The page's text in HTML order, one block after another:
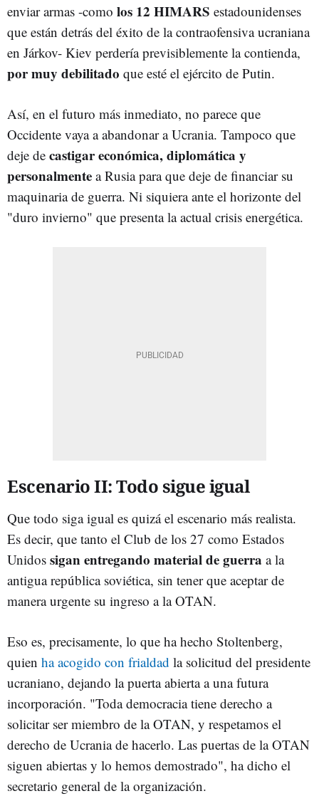
enviar armas -como los 12 HIMARS estadounidenses
que están detrás del éxito de la contraofensiva ucraniana
en Járkov- Kiev perdería previsiblemente la contienda,
por muy debilitado que esté el ejército de Putin.
Así, en el futuro más inmediato, no parece que
Occidente vaya a abandonar a Ucrania. Tampoco que
deje de castigar económica, diplomática y
personalmente a Rusia para que deje de financiar su
maquinaria de guerra. Ni siquiera ante el horizonte del
"duro invierno" que presenta la actual crisis energética.
Escenario II: Todo sigue igual
Que todo siga igual es quizá el escenario más realista.
Es decir, que tanto el Club de los 27 como Estados
Unidos sigan entregando material de guerra a la
antigua república soviética, sin tener que aceptar de
manera urgente su ingreso a la OTAN.
Eso es, precisamente, lo que ha hecho Stoltenberg,
quien ha acogido con frialdad la solicitud del presidente
ucraniano, dejando la puerta abierta a una futura
incorporación. "Toda democracia tiene derecho a
solicitar ser miembro de la OTAN, y respetamos el
derecho de Ucrania de hacerlo. Las puertas de la OTAN
siguen abiertas y lo hemos demostrado", ha dicho el
secretario general de la organización.